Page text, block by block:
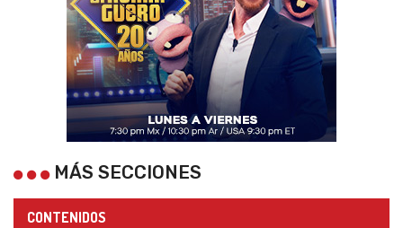
MÁS SECCIONES
CONTENIDOS